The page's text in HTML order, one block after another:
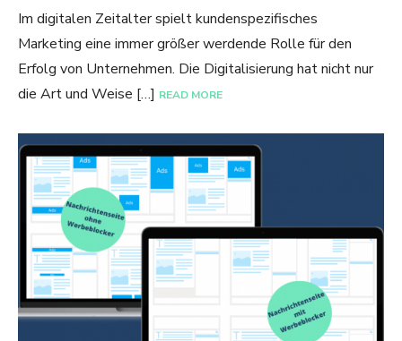
Im digitalen Zeitalter spielt kundenspezifisches
Marketing eine immer größer werdende Rolle für den
Erfolg von Unternehmen. Die Digitalisierung hat nicht nur
die Art und Weise […] READ MORE